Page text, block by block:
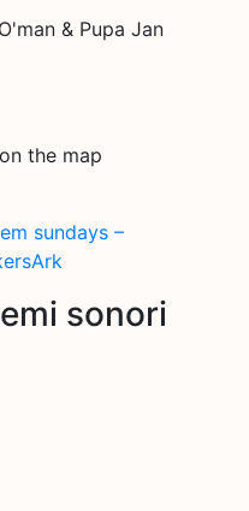
& Pupa Jan
the map
sundays –
sonori